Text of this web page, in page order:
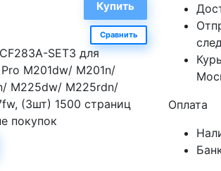
Сравнить
SET3 для
M201dw/ M201n/
M225dw/ M225rdn/
(3шт) 1500 страниц
покупок
Оплата